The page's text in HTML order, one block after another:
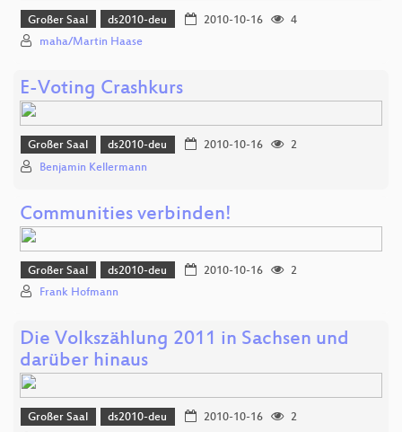
Großer Saal ds2010-deu 2010-10-16
4
maha/Martin Haase
E-Voting Crashkurs
Großer Saal ds2010-deu 2010-10-16
2
Benjamin Kellermann
Communities verbinden!
Großer Saal ds2010-deu 2010-10-16
2
Frank Hofmann
Die Volkszählung 2011 in Sachsen und
darüber hinaus
Großer Saal ds2010-deu 2010-10-16
2